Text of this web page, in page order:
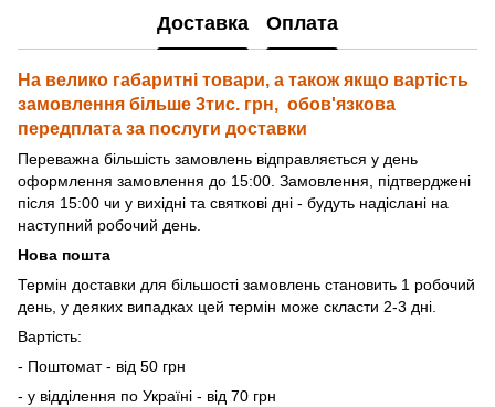
Доставка Оплата
На велико габаритні товари, а також якщо вартість
замовлення більше 3тис. грн, обов'язкова
передплата за послуги доставки
Переважна більшість замовлень відправляється у день
оформлення замовлення до 15:00. Замовлення, підтверджені
після 15:00 чи у вихідні та святкові дні - будуть надіслані на
наступний робочий день.
Нова пошта
Термін доставки для більшості замовлень становить 1 робочий
день, у деяких випадках цей термін може скласти 2-3 дні.
Вартість:
- Поштомат - від 50 грн
- у відділення по Україні - від 70 грн